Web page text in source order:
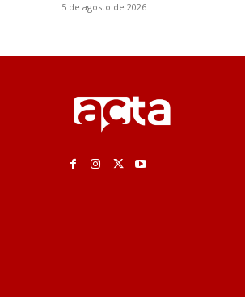
5 de agosto de 2026